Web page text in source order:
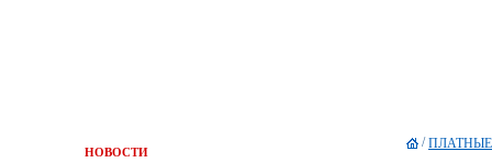
НОВОСТИ
/